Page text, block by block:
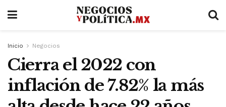
Inicio Negocios
Cierra el 2022 con
inflación de 7.82% la más